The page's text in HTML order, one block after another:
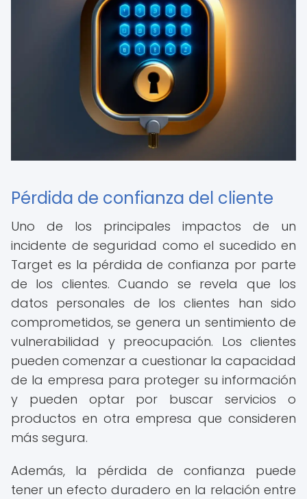
Pérdida de confianza del cliente
Uno de los principales impactos de un
incidente de seguridad como el sucedido en
Target es la pérdida de confianza por parte
de los clientes. Cuando se revela que los
datos personales de los clientes han sido
comprometidos, se genera un sentimiento de
vulnerabilidad y preocupación. Los clientes
pueden comenzar a cuestionar la capacidad
de la empresa para proteger su información
y pueden optar por buscar servicios o
productos en otra empresa que consideren
más segura.
Además, la pérdida de confianza puede
tener un efecto duradero en la relación entre